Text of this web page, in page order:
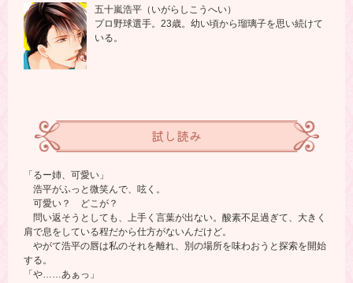
五十嵐浩平（いがらしこうへい）
プロ野球選手。23歳。幼い頃から瑠璃子を思い続けて
いる。
試し読み
「るー姉、可愛い」
浩平がふっと微笑んで、呟く。
可愛い？ どこが？
問い返そうとしても、上手く言葉が出ない。酸素不足過ぎて、大きく
肩で息をしている程だから仕方がないんだけど。
やがて浩平の唇は私のそれを離れ、別の場所を味わおうと探索を開始
する。
「や……あぁっ」